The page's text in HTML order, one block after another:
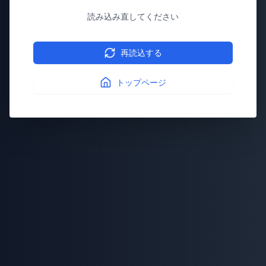
読み込み直してください
再読込する
トップページ